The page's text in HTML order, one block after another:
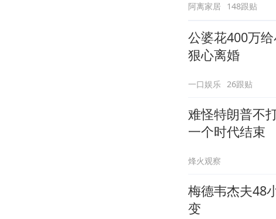
阿离家居 148跟贴
公婆花400万
狠心离婚
一口娱乐 26跟贴
难怪特朗普不
一个时代结束
烽火观察
梅德韦杰夫48
变